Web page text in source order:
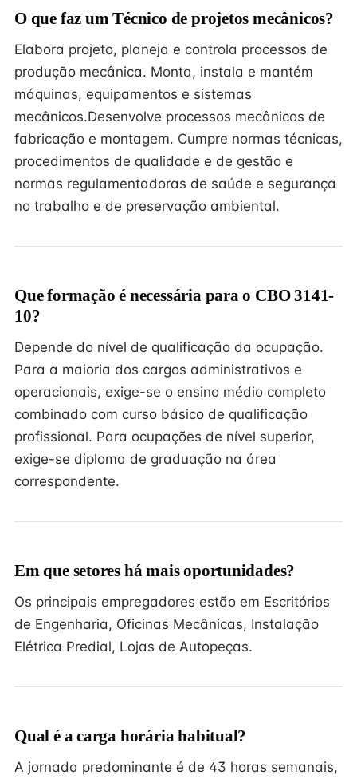
O que faz um Técnico de projetos mecânicos?
Elabora projeto, planeja e controla processos de
produção mecânica. Monta, instala e mantém
máquinas, equipamentos e sistemas
mecânicos.Desenvolve processos mecânicos de
fabricação e montagem. Cumpre normas técnicas,
procedimentos de qualidade e de gestão e
normas regulamentadoras de saúde e segurança
no trabalho e de preservação ambiental.
Que formação é necessária para o CBO 3141-
10?
Depende do nível de qualificação da ocupação.
Para a maioria dos cargos administrativos e
operacionais, exige-se o ensino médio completo
combinado com curso básico de qualificação
profissional. Para ocupações de nível superior,
exige-se diploma de graduação na área
correspondente.
Em que setores há mais oportunidades?
Os principais empregadores estão em Escritórios
de Engenharia, Oficinas Mecânicas, Instalação
Elétrica Predial, Lojas de Autopeças.
Qual é a carga horária habitual?
A jornada predominante é de 43 horas semanais,